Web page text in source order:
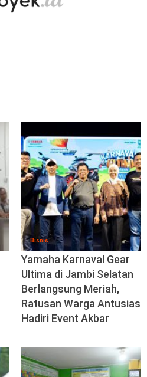
Bisnis
Yamaha Karnaval Gear
Ultima di Jambi Selatan
Berlangsung Meriah,
Ratusan Warga Antusias
Hadiri Event Akbar